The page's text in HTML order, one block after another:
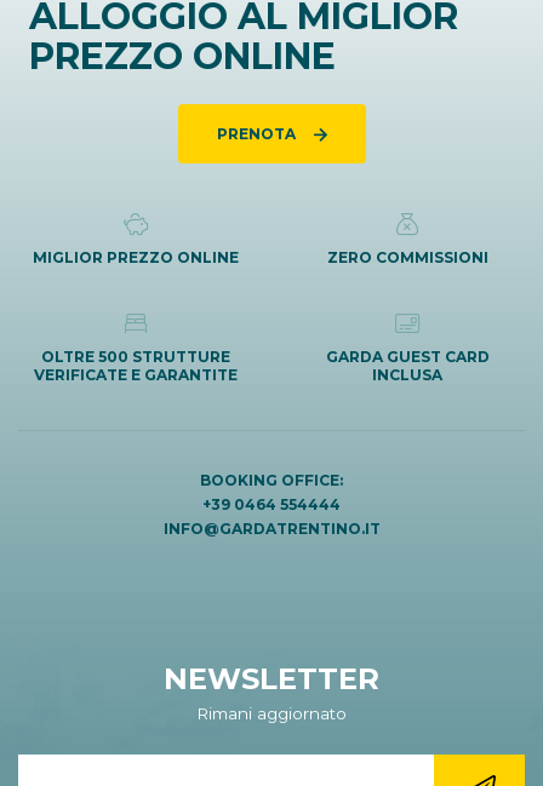
ALLOGGIO AL MIGLIOR
PREZZO ONLINE
PRENOTA
MIGLIOR PREZZO ONLINE ZERO COMMISSIONI
OLTRE 500 STRUTTURE
VERIFICATE E GARANTITE
GARDA GUEST CARD
INCLUSA
BOOKING OFFICE:
+39 0464 554444
INFO@GARDATRENTINO.IT
NEWSLETTER
Rimani aggiornato